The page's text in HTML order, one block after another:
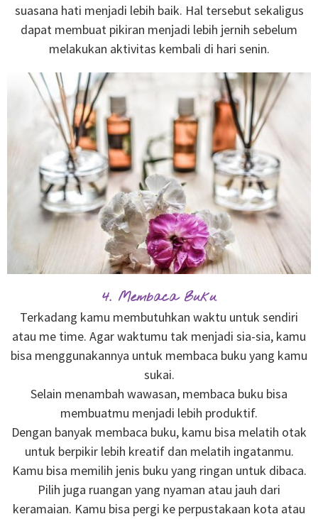
suasana hati menjadi lebih baik. Hal tersebut sekaligus
dapat membuat pikiran menjadi lebih jernih sebelum
melakukan aktivitas kembali di hari senin.
4. Membaca Buku
Terkadang kamu membutuhkan waktu untuk sendiri
atau me time. Agar waktumu tak menjadi sia-sia, kamu
bisa menggunakannya untuk membaca buku yang kamu
sukai.
Selain menambah wawasan, membaca buku bisa
membuatmu menjadi lebih produktif.
Dengan banyak membaca buku, kamu bisa melatih otak
untuk berpikir lebih kreatif dan melatih ingatanmu.
Kamu bisa memilih jenis buku yang ringan untuk dibaca.
Pilih juga ruangan yang nyaman atau jauh dari
keramaian. Kamu bisa pergi ke perpustakaan kota atau